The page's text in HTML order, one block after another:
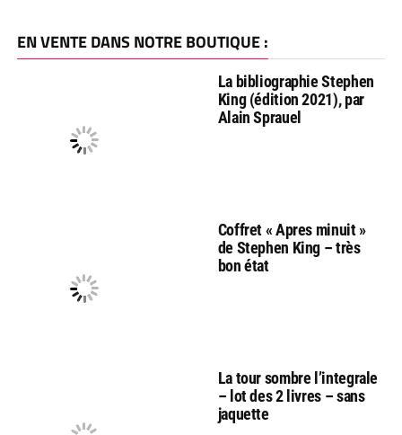
EN VENTE DANS NOTRE BOUTIQUE :
La bibliographie Stephen
King (édition 2021), par
Alain Sprauel
Coffret « Apres minuit »
de Stephen King – très
bon état
La tour sombre l’integrale
– lot des 2 livres – sans
jaquette